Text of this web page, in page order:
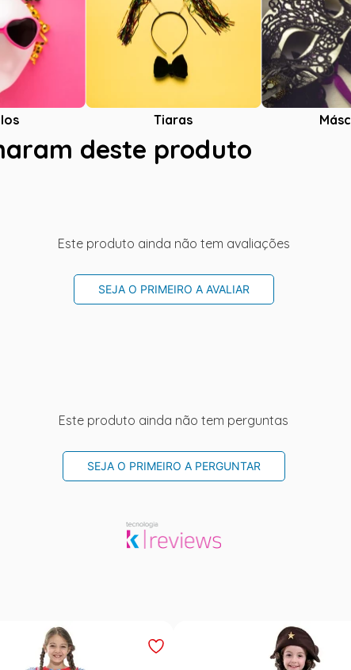
Tiaras
deste produto
Este produto ainda não tem avaliações
SEJA O PRIMEIRO A AVALIAR
Este produto ainda não tem perguntas
SEJA O PRIMEIRO A PERGUNTAR